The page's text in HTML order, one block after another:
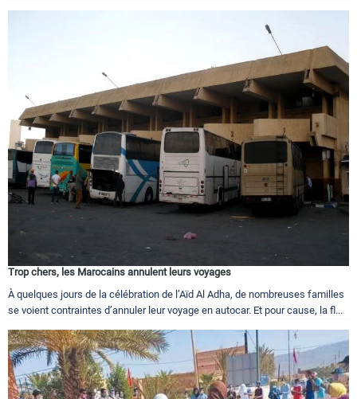
Trop chers, les Marocains annulent leurs voyages
À quelques jours de la célébration de l’Aïd Al Adha, de nombreuses familles
se voient contraintes d’annuler leur voyage en autocar. Et pour cause, la fl...